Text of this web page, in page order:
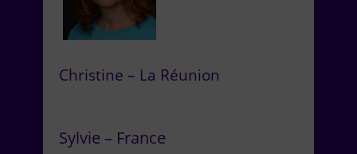
Christine – La Réunion
Sylvie – France